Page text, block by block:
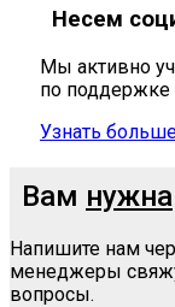
Несем
Мы активно
по поддержке
Узнать
Вам нужна
Напишите нам
менеджеры
вопросы.